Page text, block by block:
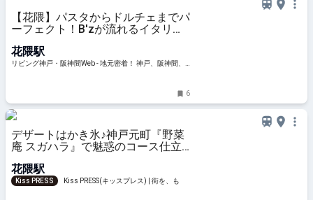
【花隈】パスタからドルチェまでパ
ーフェクト！B'zが流れるイタリア
トリアステラ）」
花隈駅
リビング神戸・阪神間Web - 地元密着！ 神戸、阪神間、
6
デザートはかき氷♪神戸元町『野菜
庵 スガハラ』で魅惑のコース仕立
花隈駅
Kiss PRESS
Kiss PRESS(キッスプレス) | 街を、もっ